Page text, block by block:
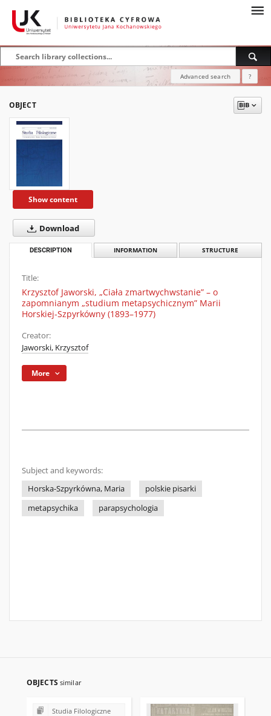
Advanced search ?
OBJECT
Show content
Download
DESCRIPTION INFORMATION STRUCTURE
Title:
Krzysztof Jaworski, „Ciała zmartwychwstanie” – o
zapomnianym „studium metapsychicznym” Marii
Horskiej-Szpyrkówny (1893–1977)
Creator:
Jaworski, Krzysztof
More
Subject and keywords:
Horska-Szpyrkówna, Maria
polskie pisarki
metapsychika
parapsychologia
OBJECTS similar
Studia Filologiczne